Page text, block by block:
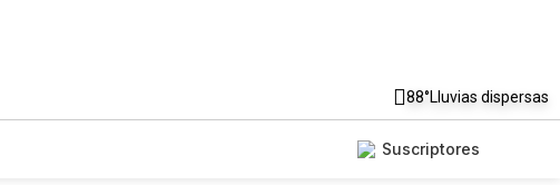
88°Lluvias dispersas
Suscriptores